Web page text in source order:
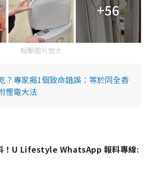
+56
點擊圖片放大
？專家揭1個致命錯誤：等於同全香
慳電大法
！U Lifestyle WhatsApp 報料專線: